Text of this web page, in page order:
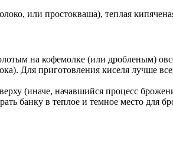
или простокваша), теплая
на кофемолке (или дробленым)
Для приготовления киселя лучше
(иначе, начавшийся процесс
банку в теплое и темное место для